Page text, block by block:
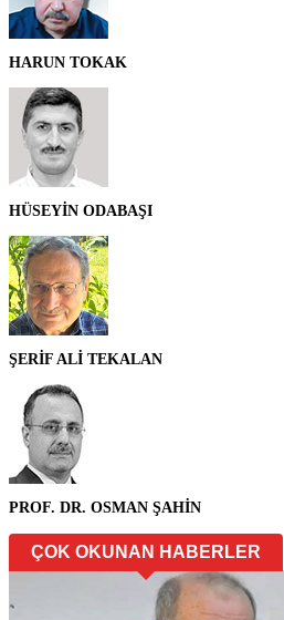
HARUN TOKAK
HÜSEYİN ODABAŞI
ŞERİF ALİ TEKALAN
PROF. DR. OSMAN ŞAHİN
ÇOK OKUNAN HABERLER